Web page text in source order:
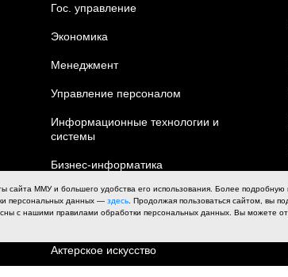
Гос. управление
Экономика
Менеджмент
Управление персоналом
Информационные технологии и
системы
Бизнес-информатика
Искусства и гуманитарные науки
Актерское искусство
сайта ММУ и большего удобства его использования. Более
персональных данных — здесь . Продолжая пользоваться сайтом, вы
с нашими правилами обработки персональных данных. Вы можете